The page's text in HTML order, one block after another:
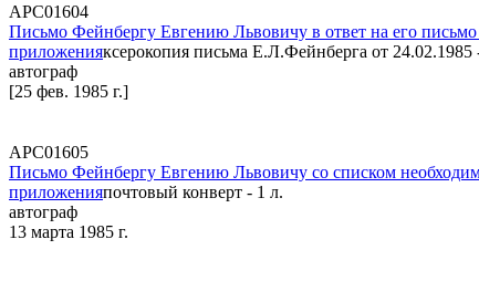
АРС01604
Письмо Фейнбергу Евгению Львовичу в ответ на его письмо
приложенияксерокопия письма Е.Л.Фейнберга от 24.02.1985
автограф
[25 фев. 1985 г.]
АРС01605
Письмо Фейнбергу Евгению Львовичу со списком
приложенияпочтовый конверт - 1 л.
автограф
13 марта 1985 г.